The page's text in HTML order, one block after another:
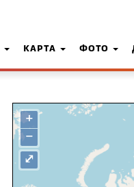
КАРТА ФОТО
+
−
⤢